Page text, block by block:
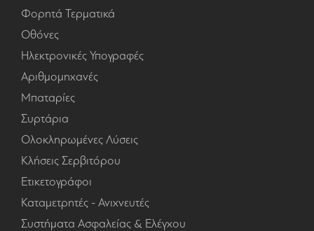
Φορητά Τερματικά
Οθόνες
Ηλεκτρονικές Υπογραφές
Αριθμομηχανές
Μπαταρίες
Συρτάρια
Ολοκληρωμένες Λύσεις
Κλήσεις Σερβιτόρου
Ετικετογράφοι
Καταμετρητές - Ανιχνευτές
Συστήματα Ασφαλείας & Ελέγχου